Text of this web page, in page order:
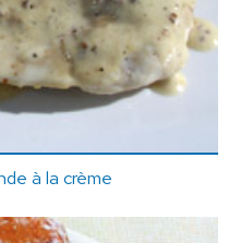
à la crème